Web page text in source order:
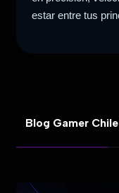
estar entre tus
Blog Gamer